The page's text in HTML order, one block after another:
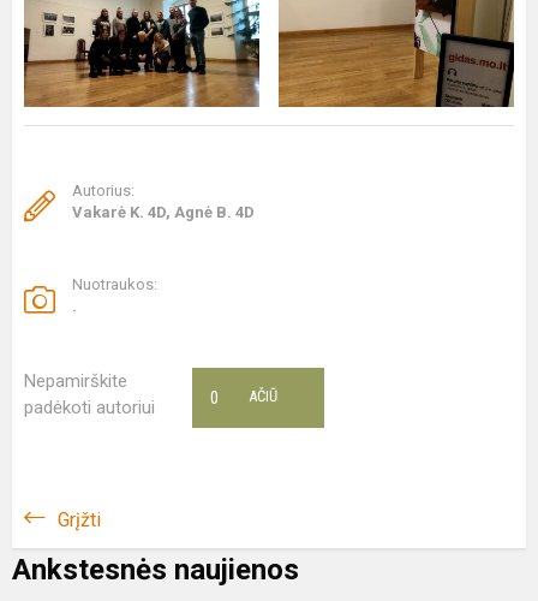
Autorius:
Vakarė K. 4D, Agnė B. 4D
Nuotraukos:
.
Nepamirškite
padėkoti autoriui
AČIŪ
0
Grįžti
Ankstesnės naujienos